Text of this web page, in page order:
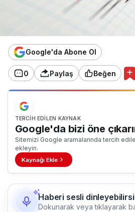
Google'da Abone Ol
0 Paylaş Beğen
TERCIH EDILEN KAYNAK
Google'da bizi öne
Sitemizi Google aramalarında tercih
ekleyin.
Kaynağı Ekle
Haberi sesli
Dokunarak veya tıklayarak